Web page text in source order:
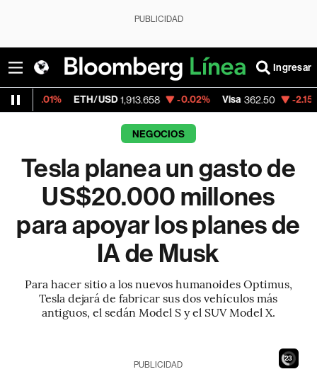
PUBLICIDAD
Ingresar
ETH/USD 1,913.658 -0.02% Visa 362.50 -2.15%
NEGOCIOS
Tesla planea un gasto de
US$20.000 millones
para apoyar los planes de
IA de Musk
Para hacer sitio a los nuevos humanoides Optimus,
Tesla dejará de fabricar sus dos vehículos más
antiguos, el sedán Model S y el SUV Model X.
21
PUBLICIDAD